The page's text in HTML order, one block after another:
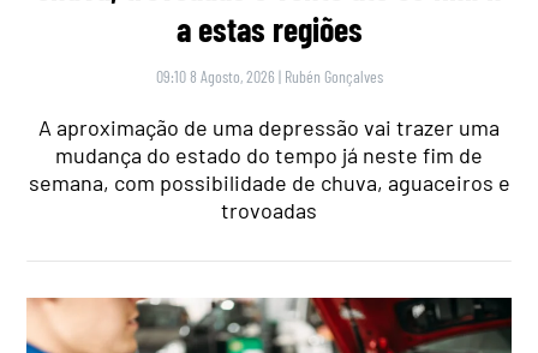
a estas regiões
09:10 8 Agosto, 2026 | Rubén Gonçalves
A aproximação de uma depressão vai trazer uma
mudança do estado do tempo já neste fim de
semana, com possibilidade de chuva, aguaceiros e
trovoadas